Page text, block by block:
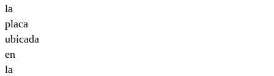
la
placa
ubicada
en
la